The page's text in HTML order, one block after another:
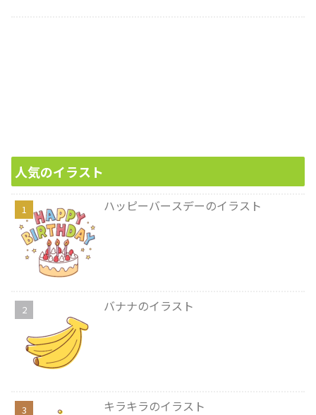
人気のイラスト
ハッピーバースデーのイラスト
バナナのイラスト
キラキラのイラスト